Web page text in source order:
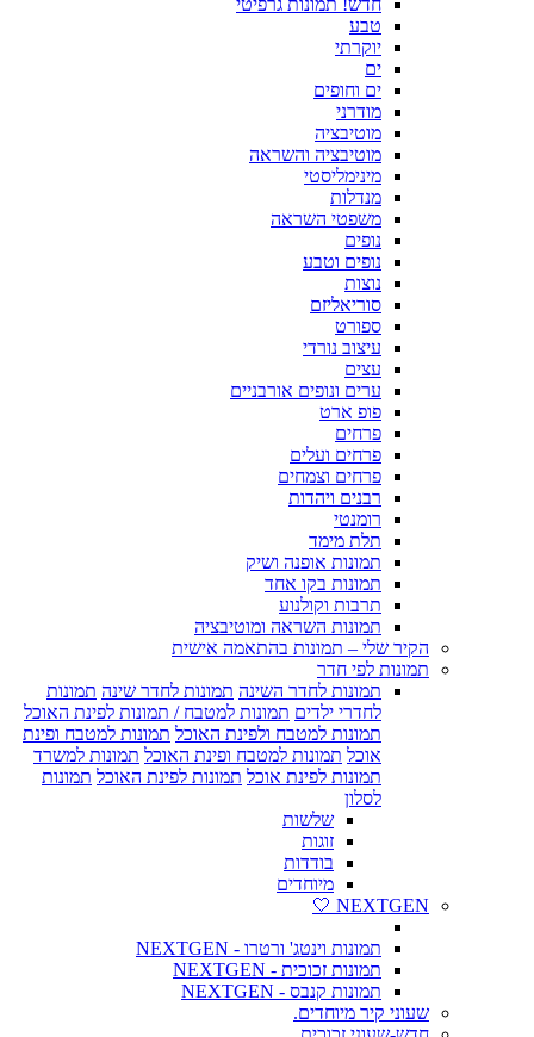
טבע
יוקרתי
ים
ים וחופים
מודרני
מוטיבציה
מוטיבציה והשראה
מינימליסטי
מנדלות
משפטי השראה
נופים
נופים וטבע
נוצות
סוריאליזם
ספורט
עיצוב נורדי
עצים
ערים ונופים אורבניים
פופ ארט
פרחים
פרחים ועלים
פרחים וצמחים
רבנים ויהדות
רומנטי
תלת מימד
תמונות אופנה ושיק
תמונות בקו אחד
תרבות וקולנוע
תמונות השראה ומוטיבציה
הקיר שלי – תמונות בהתאמה אישית
תמונות לפי חדר
תמונות לחדר השינה תמונות לחדר שינה תמונות
לחדרי ילדים תמונות למטבח / תמונות לפינת האוכל
תמונות למטבח ולפינת האוכל תמונות למטבח ופינת
אוכל תמונות למטבח ופינת האוכל תמונות למשרד
תמונות לפינת אוכל תמונות לפינת האוכל תמונות
לסלון
שלשות
זוגות
בודדות
מיוחדים
NEXTGEN 🤍
תמונות וינטג' ורטרו - NEXTGEN
תמונות זכוכית - NEXTGEN
תמונות קנבס - NEXTGEN
שעוני קיר מיוחדים.